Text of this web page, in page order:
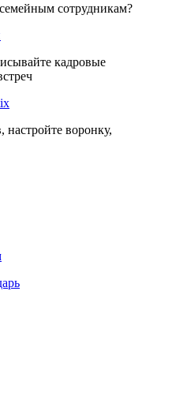
сотрудникам?
кадровые
настройте воронку,